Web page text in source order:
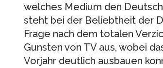
welches Medium den
steht bei der Beliebtheit der
Frage nach dem totalen
Gunsten von TV aus, wobei
Vorjahr deutlich ausbauen